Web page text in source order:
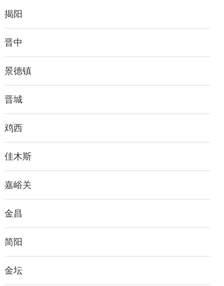
揭阳
晋中
景德镇
晋城
鸡西
佳木斯
嘉峪关
金昌
简阳
金坛